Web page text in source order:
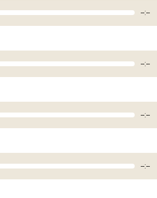
--:--
--:--
--:--
--:--